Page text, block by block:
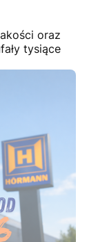
oraz
tysiące